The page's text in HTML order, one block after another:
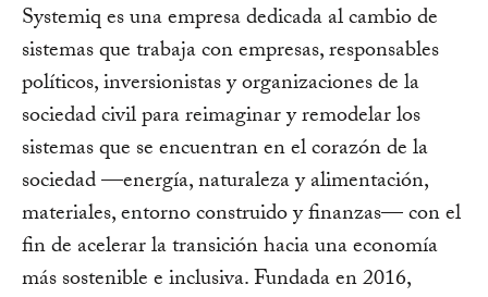
Systemiq es una empresa dedicada al cambio de
sistemas que trabaja con empresas, responsables
políticos, inversionistas y organizaciones de la
sociedad civil para reimaginar y remodelar los
sistemas que se encuentran en el corazón de la
sociedad —energía, naturaleza y alimentación,
materiales, entorno construido y finanzas— con el
fin de acelerar la transición hacia una economía
más sostenible e inclusiva. Fundada en 2016,